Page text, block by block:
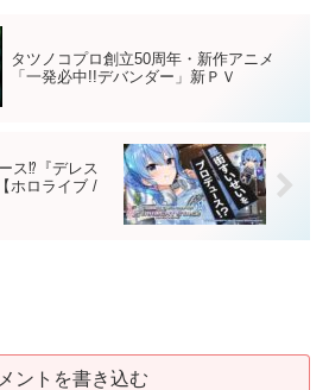
タツノコプロ創立50周年・新作アニメ
「一発必中!!デバンダー」新ＰＶ
ス⁉『デレス
ホロライブ /
ントを書き込む